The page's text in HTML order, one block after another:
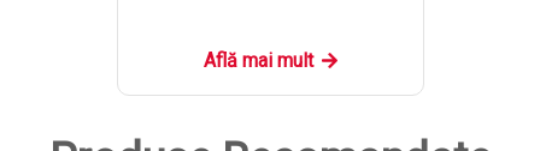
Află mai mult